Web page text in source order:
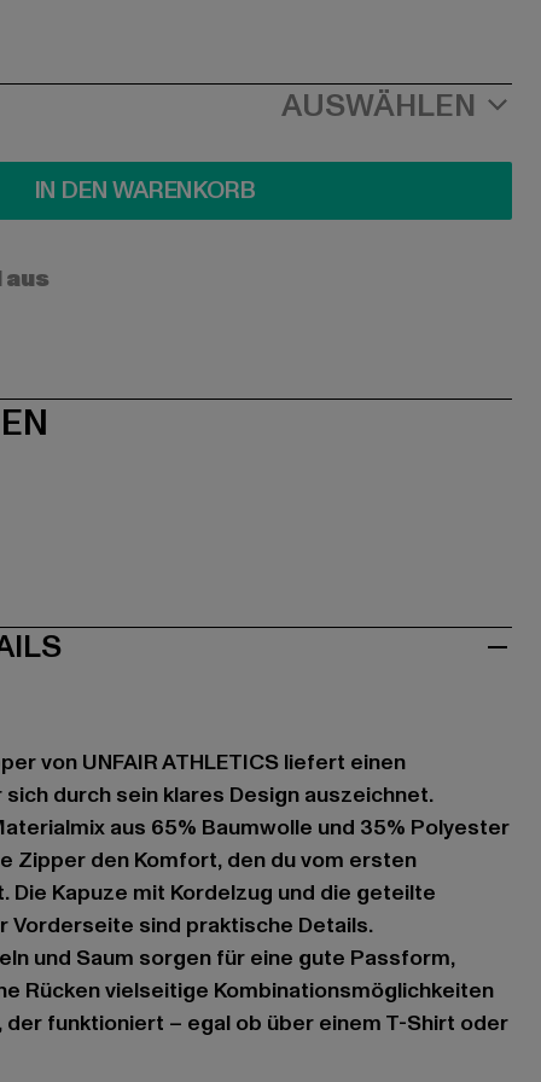
AUSWÄHLEN
IN DEN WARENKORB
von UNFAIR ATHLETICS liefert einen
durch sein klares Design auszeichnet.
aus 65% Baumwolle und 35% Polyester
Zipper den Komfort, den du vom ersten
Die Kapuze mit Kordelzug und die geteilte
Vorderseite sind praktische Details.
und Saum sorgen für eine gute Passform,
Rücken vielseitige Kombinationsmöglichkeiten
der funktioniert – egal ob über einem T-Shirt oder